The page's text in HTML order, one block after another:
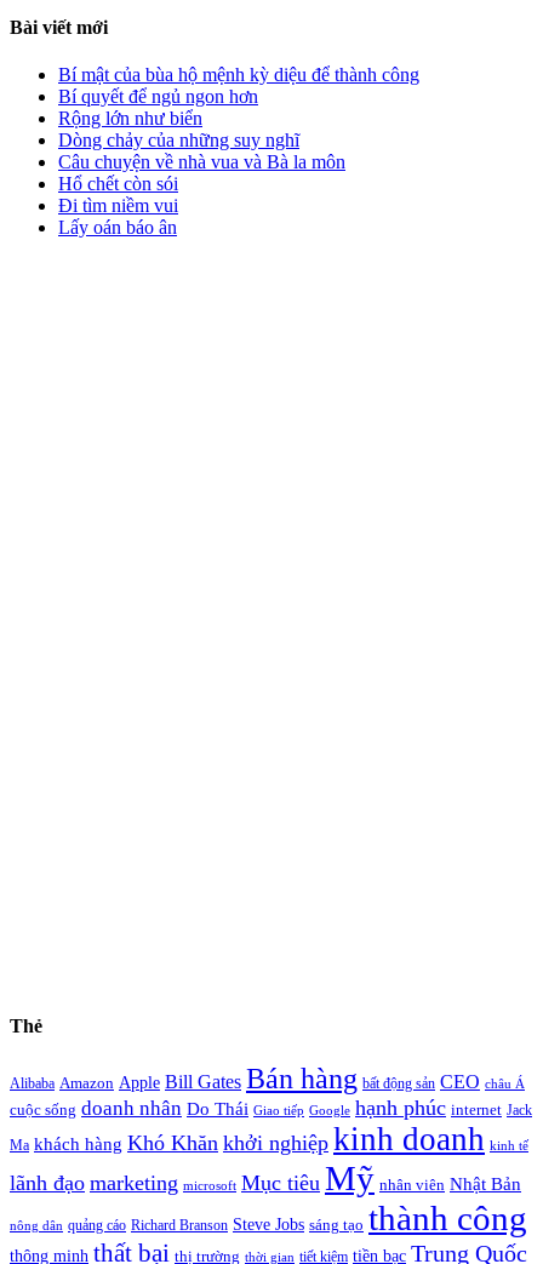
Bài viết mới
Bí mật của bùa hộ mệnh kỳ diệu để thành công
Bí quyết để ngủ ngon hơn
Rộng lớn như biển
Dòng chảy của những suy nghĩ
Câu chuyện về nhà vua và Bà la môn
Hổ chết còn sói
Đi tìm niềm vui
Lấy oán báo ân
Thẻ
Alibaba Amazon Apple Bill Gates Bán hàng bất động sản CEO châu Á
cuộc sống doanh nhân Do Thái Giao tiếp Google hạnh phúc internet Jack
Ma khách hàng Khó Khăn khởi nghiệp kinh doanh kinh tế
lãnh đạo marketing microsoft Mục tiêu Mỹ nhân viên Nhật Bản
nông dân quảng cáo Richard Branson Steve Jobs sáng tạo thành công
thông minh thất bại thị trường thời gian tiết kiệm tiền bạc Trung Quốc